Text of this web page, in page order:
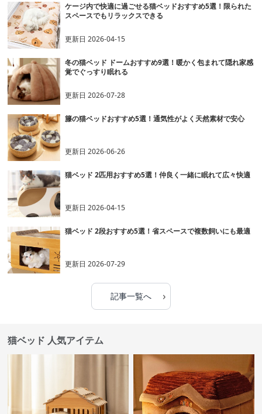
ケージ内で快適に過ごせる猫ベッドおすすめ5選！限られた
スペースでもリラックスできる
更新日2026-04-15
冬の猫ベッド ドームおすすめ9選！暖かく包まれて隠れ家感
覚でぐっすり眠れる
更新日2026-07-28
籐の猫ベッドおすすめ5選！通気性がよく天然素材で安心
更新日2026-06-26
猫ベッド 2匹用おすすめ5選！仲良く一緒に眠れて広々快適
更新日2026-04-15
猫ベッド 2段おすすめ5選！省スペースで複数飼いにも最適
更新日2026-07-29
記事一覧へ ›
猫ベッド 人気アイテム